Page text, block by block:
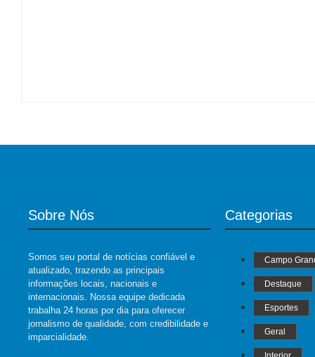
Sobre Nós
Somos seu portal de notícias confiável e
atualizado, trazendo as principais
informações locais, nacionais e
internacionais. Nossa equipe dedicada
trabalha 24 horas por dia para oferecer
jornalismo de qualidade, com credibilidade e
imparcialidade.
Categorias
Campo
Destaque
Esportes
Geral